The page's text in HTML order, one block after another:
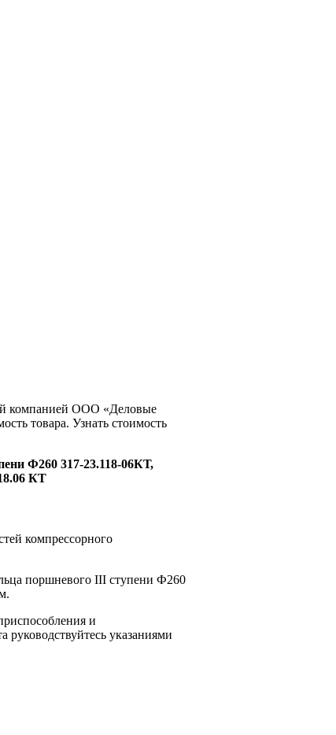
компанией ООО «Деловые
товара. Узнать стоимость
Ф260 317-23.118-06КТ,
КТ
компрессорного
поршневого ІІІ ступени Ф260
и
указаниями